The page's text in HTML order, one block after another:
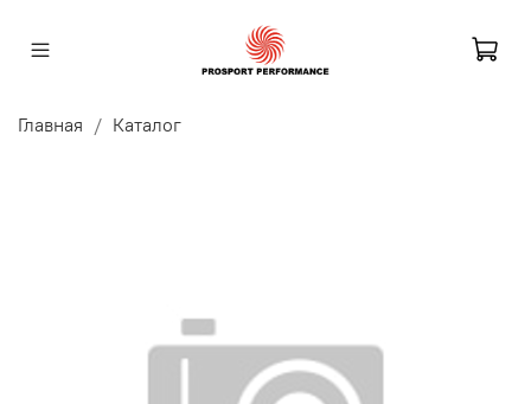
Главная Каталог